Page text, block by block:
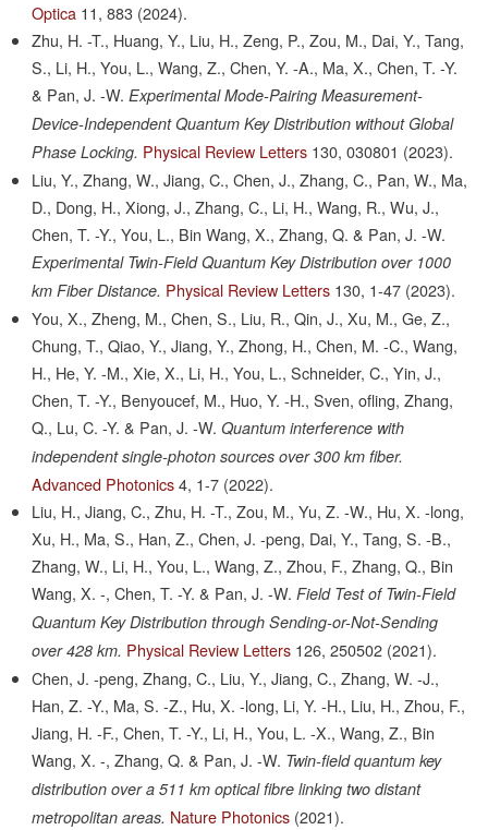
Optica 11, 883 (2024).
Zhu, H. -T., Huang, Y., Liu, H., Zeng, P., Zou, M., Dai, Y., Tang,
S., Li, H., You, L., Wang, Z., Chen, Y. -A., Ma, X., Chen, T. -Y.
& Pan, J. -W. Experimental Mode-Pairing Measurement-
Device-Independent Quantum Key Distribution without Global
Phase Locking. Physical Review Letters 130, 030801 (2023).
Liu, Y., Zhang, W., Jiang, C., Chen, J., Zhang, C., Pan, W., Ma,
D., Dong, H., Xiong, J., Zhang, C., Li, H., Wang, R., Wu, J.,
Chen, T. -Y., You, L., Bin Wang, X., Zhang, Q. & Pan, J. -W.
Experimental Twin-Field Quantum Key Distribution over 1000
km Fiber Distance. Physical Review Letters 130, 1-47 (2023).
You, X., Zheng, M., Chen, S., Liu, R., Qin, J., Xu, M., Ge, Z.,
Chung, T., Qiao, Y., Jiang, Y., Zhong, H., Chen, M. -C., Wang,
H., He, Y. -M., Xie, X., Li, H., You, L., Schneider, C., Yin, J.,
Chen, T. -Y., Benyoucef, M., Huo, Y. -H., Sven, ofling, Zhang,
Q., Lu, C. -Y. & Pan, J. -W. Quantum interference with
independent single-photon sources over 300 km fiber.
Advanced Photonics 4, 1-7 (2022).
Liu, H., Jiang, C., Zhu, H. -T., Zou, M., Yu, Z. -W., Hu, X. -long,
Xu, H., Ma, S., Han, Z., Chen, J. -peng, Dai, Y., Tang, S. -B.,
Zhang, W., Li, H., You, L., Wang, Z., Zhou, F., Zhang, Q., Bin
Wang, X. -, Chen, T. -Y. & Pan, J. -W. Field Test of Twin-Field
Quantum Key Distribution through Sending-or-Not-Sending
over 428 km. Physical Review Letters 126, 250502 (2021).
Chen, J. -peng, Zhang, C., Liu, Y., Jiang, C., Zhang, W. -J.,
Han, Z. -Y., Ma, S. -Z., Hu, X. -long, Li, Y. -H., Liu, H., Zhou, F.,
Jiang, H. -F., Chen, T. -Y., Li, H., You, L. -X., Wang, Z., Bin
Wang, X. -, Zhang, Q. & Pan, J. -W. Twin-field quantum key
distribution over a 511 km optical fibre linking two distant
metropolitan areas. Nature Photonics (2021).